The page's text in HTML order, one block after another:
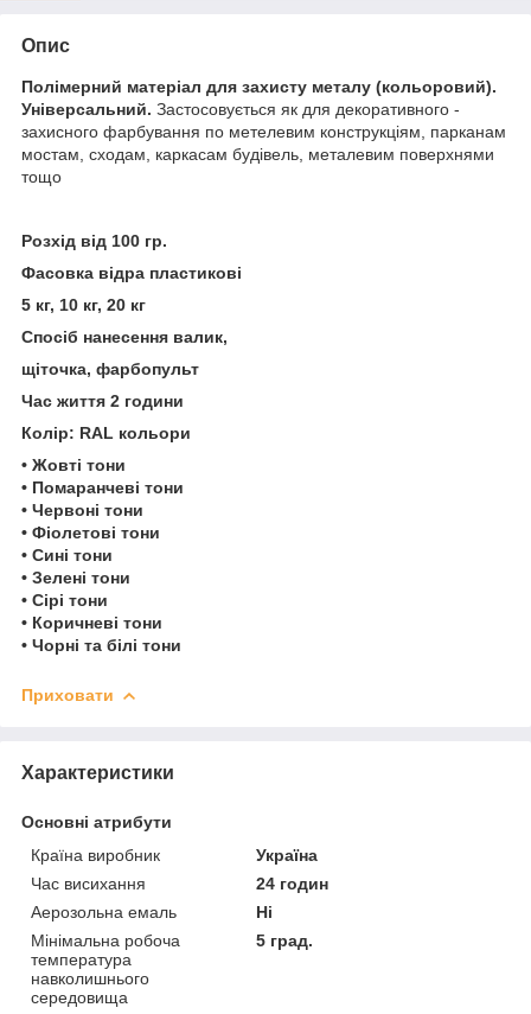
Опис
Полімерний матеріал для захисту металу (кольоровий).
Універсальний. Застосовується як для декоративного -
захисного фарбування по метелевим конструкціям, парканам
мостам, сходам, каркасам будівель, металевим поверхнями
тощо
Розхід від 100 гр.
Фасовка відра пластикові
5 кг, 10 кг, 20 кг
Спосіб нанесення валик,
щіточка, фарбопульт
Час життя 2 години
Колір: RAL кольори
• Жовті тони
• Помаранчеві тони
• Червоні тони
• Фіолетові тони
• Сині тони
• Зелені тони
• Сірі тони
• Коричневі тони
• Чорні та білі тони
Приховати
Характеристики
Основні атрибути
Країна виробник
Україна
Час висихання
24 годин
Аерозольна емаль
Ні
Мінімальна робоча
температура
навколишнього
середовища
5 град.